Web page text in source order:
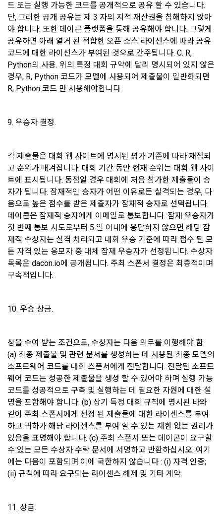
구글 로그인
아직 데이콘 계정이 없나요? 회원가입
차를 완료하여 주시기 바랍니다.
1. “회원”은 “사이트” 상에서 다음 또는 이와 유사한 방법에 의하
여 구매를 신청하며, “회사”는 이용자가 구매 신청을 함에 있어
서 다음의 각 내용을 알기 쉽게 제공하여야 한다.
가. 재화 및 서비스 등의 검색 및 선택
나. 회원의 성명, 주소, 전화번호, 전자우편주소(또는 이동전화번
호) 등의 입력
다. 약관 내용, 청약철회권이 제한되는 서비스 등 비용 부담과 관
표시(예, 마우스 클릭)
트”의 확인에 대한 동의
바. 결제 방법의 선택
2. “사이트”가 제3자에게 구매자 개인정보를 제공할 필요가 있
는 경우 1)개인정보를 제공받는 자, 2)개인정보를 제공받는 자
의 개인정보 이용 목적, 3)제공하는 개인정보의 항목, 4)개인정
보를 제공받는 자의 개인정보 보유 및 이용 기간을 구매자에게
알리고 동의를 받아야 한다. (동의를 받은 사항이 변경되는 경우
에도 같다.)
3. “사이트”가 제3자에게 구매자의 개인정보를 취급할 수 있도
록 업무를 위탁하는 경우에는 1)개인정보 취급위탁을 받는 자,
2)개인정보 취급위탁을 하는 업무의 내용을 구매자에게 알리고
동의를 받아야 한다. (동의를 받은 사항이 변경되는 경우에도 같
정보보호 등에 관한 법률」에서 정하고 있는 방법으로 개인정
제 10 조 (계약의 성립)
1. “사이트”는 제9조와 같은 구매 신청에 대하여 다음 각 호에 해
당하면 승낙하지 않을 수 있다. 다만, 미성년자와 계약을 체결하
는 경우에는 법정대리인의 동의를 얻지 못하면 미성년자 본인
또는 법정대리인이 계약을 취소할 수 있다는 내용을 고지하여야
한다.
가. 신청 내용에 허위, 기재누락, 오기가 있는 경우
나. 기타 구매 신청에 승낙하는 것이 “사이트” 기술상 현저히 지
장이 있다고 판단하는 경우
2. “사이트”의 승낙이 제12조 제1항의 수신 확인통지형태로 이
3. “사이트”의 승낙 의사 표시에는 이용자의 구매 신청에 대한
서비스 이용기록과 접속 빈도 분석, 서비스 이용에 대한 통계, 서
비스 분석 및 통계에 따른 맞춤 서비스 제공 및 광고 게재 등에
개인정보를 이용합니다.
보안, 프라이버시, 안전 측면에서 이용자가 안심하고 이용할 수
있는 서비스 이용환경 구축을 위해 개인정보를 이용합니다.
5. 개인정보의 제공 및 처리위탁 및 국외이전
“회사”는 이용자의 사전 동의 없이 개인정보를 외부에 제공하지
않습니다. 단, 이용자가 정당한 대가를 받고 허락을 한 경우, 개
인정보 제공에 직접 동의를 한 경우, 그리고 관련 법령에 의거해
데이콘에 개인정보 제출 의무가 발생한 경우, 이용자의 생명이
나 안전에 급박한 위험이 확인되어 이를 해소하기 위한 경우에
한하여 개인정보를 제공하고 있습니다.
"회사"는 개인정보를 1. 개인정보의 수집 및 이용목적에서 고지
한 범위 내에서 사용하며, 이용자의 사전 동의 없이 동 범위를 초
과하여 이용하지 않습니다.
가. 처리위탁
관리될 수 있도록 필요한 사항을 규정하고 있습니다. 변동사항
발생 시 공지사항 또는 개인정보취급방침을 통해 고지하도록 하
겠습니다.
수탁업체              위탁업무내용
지엔유 세무회계    대회 수상자에 따른 소득신고 대행
Mailchimp         뉴스레터 발송 대행
나. 다음의 경우에는 합당한 절차를 통하여 개인정보를 제공 또
는 이용할 수 있습니다.
채용 의뢰가 있는 불특정 다수의 기업 회원이 열람할 수 있음.
드 또는 실행 가능한 코드를 공개적으로 공유 할 수 있습니다.
단, 그러한 공개 공유는 제 3 자의 지적 재산권을 침해하지 않아
야 합니다. 또한 데이콘 플랫폼을 통해 공유해야 합니다. 그렇게
공유하면 아래 열거 된 적합한 오픈 소스 라이선스에 따라 공유
코드에 대한 라이선스가 부여된 것으로 간주됩니다. C. R,
Python의 사용. 위의 특정 대회 규약에 달리 명시되어 있지 않은
경우, R, Python 코드가 모델에 사용되어 제출물이 일반화되면
R, Python 코드 만 사용해야합니다.
9. 우승자 결정.
각 제출물은 대회 웹 사이트에 명시된 평가 기준에 따라 채점되
고 순위가 매겨집니다. 대회 기간 동안 현재 순위는 대회 웹 사이
트에 표시됩니다. 동점일 경우 대회에 처음 참가한 제출물이 승
자가 됩니다. 잠재적인 승자가 어떤 이유로든 실격되는 경우, 다
음으로 높은 점수를 받은 제출자가 잠재적 승자로 선택됩니다.
데이콘은 잠재적 승자에게 이메일로 통보합니다. 잠재 우승자가
첫 번째 통보 시도로부터 5 일 이내에 응답하지 않으면 해당 잠
재적 수상자는 실격 처리되고 대회 우승 기준에 따라 접수 된 모
든 자격 있는 응모자 중 대체 잠재 우승자가 선정됩니다. 수상자
목록은 dacon.io에 공개됩니다. 주최 스폰서 결정은 최종적이며
구속적입니다.
10. 우승 상금.
상을 수여 받는 조건으로, 수상자는 다음 의무를 이행해야 함:
(a) 최종 제출물 및 관련 문서를 생성하는 데 사용된 최종 모델의
소프트웨어 코드를 대회 스폰서에게 전달합니다. 전달된 소프트
웨어 코드는 성공한 제출물을 생성 할 수 있어야 하며 실행 가능
코드를 성공적으로 구축 및 실행하는 데 필요한 자원에 대한 설
명을 포함해야 합니다. (b) 상기 특정 대회 규칙에 명시된 바와
같이 주최 스폰서에게 선정 된 제출물에 대한 라이센스를 부여
하고 귀하가 해당 라이센스를 부여 할 수 있는 제한 없는 권리가
있음을 표명해야 합니다. (c) 주최 스폰서 또는 데이콘이 요구할
수 있는 모든 수상자 수락 문서에 서명하고 반환하십시오. 여기
에는 다음이 포함되며 이에 국한하지 않습니다 : (i) 자격 인증;
(ii) 규칙에 따라 요구되는 라이센스 해제 및 기타 계약.
11. 상금.